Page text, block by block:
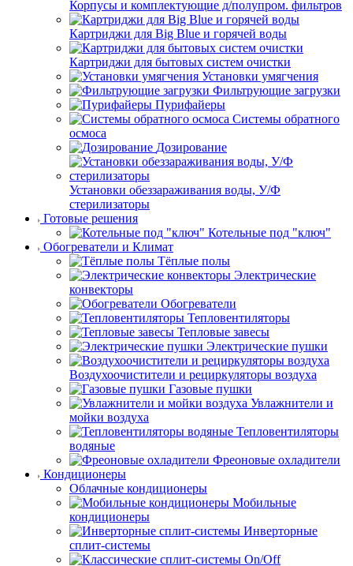
Корпусы и комплектующие д/полупром. фильтров
Картриджи для Big Blue и горячей воды
Картриджи для бытовых систем очистки
Установки умягчения
Фильтрующие загрузки
Пурифайеры
Системы обратного
осмоса
Дозирование
Установки обеззараживания воды, У/Ф
стерилизаторы
Готовые решения
Котельные под "ключ"
Обогреватели и Климат
Тёплые полы
Электрические
конвекторы
Обогреватели
Тепловентиляторы
Тепловые завесы
Электрические пушки
Воздухоочистители и рециркуляторы воздуха
Газовые пушки
Увлажнители и
мойки воздуха
Тепловентиляторы
водяные
Фреоновые охладители
Кондиционеры
Облачные кондиционеры
Мобильные
кондиционеры
Инверторные
сплит-системы